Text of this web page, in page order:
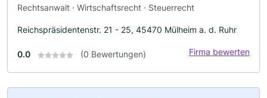
Rechtsanwalt · Wirtschaftsrecht · Steuerrecht
Reichspräsidentenstr. 21 - 25, 45470 Mülheim a. d. Ruhr
0.0 (0 Bewertungen) Firma bewerten